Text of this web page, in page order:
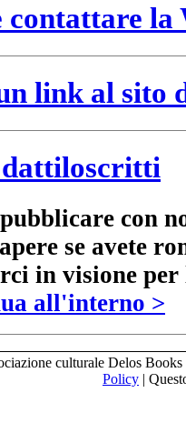
contattare
link al sito
con
se avete
in visione
all'interno >
culturale Delos
Policy |